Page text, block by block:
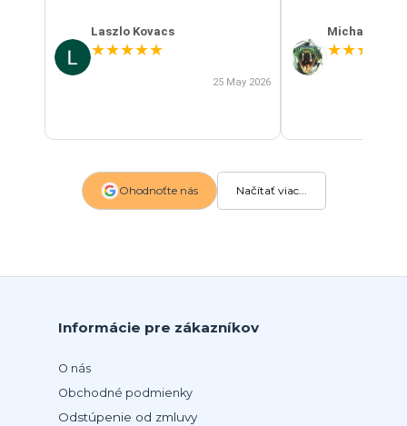
Laszlo Kovacs
★★★★★
25 May 2026
Michal Szabo
★★★
Ohodnoťte nás Načítať viac...
Informácie pre zákazníkov
O nás
Obchodné podmienky
Odstúpenie od zmluvy